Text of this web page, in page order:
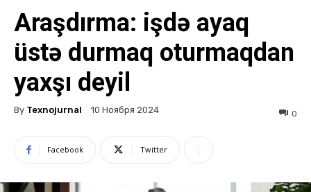
Araşdırma: işdə ayaq
üstə durmaq oturmaqdan
yaxşı deyil
By Texnojurnal 10 Ноября 2024 0
Facebook Twitter